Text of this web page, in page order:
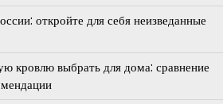
откройте для себя неизведанные
кровлю выбрать для дома: сравнение